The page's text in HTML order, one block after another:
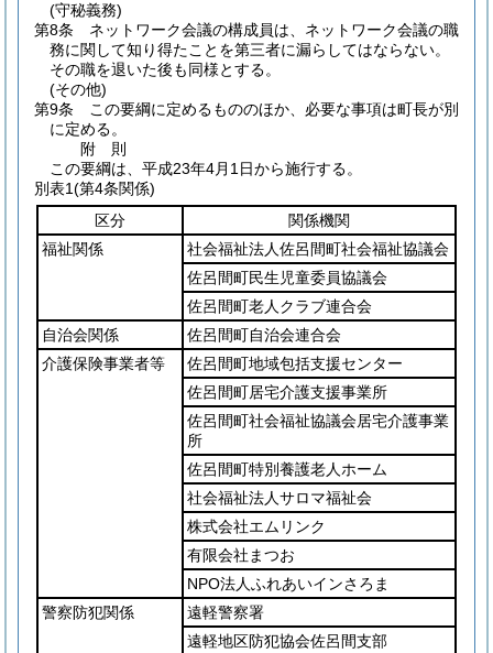
(守秘義務)
第8条
ネットワーク会議の構成員は、ネットワーク会議の職
務に関して知り得たことを第三者に漏らしてはならない。
その職を退いた後も同様とする。
(その他)
第9条
この要綱に定めるもののほか、必要な事項は町長が別
に定める。
附 則
この要綱は、平成23年4月1日から施行する。
別表1(第4条関係)
区分
関係機関
福祉関係
社会福祉法人佐呂間町社会福祉協議会
佐呂間町民生児童委員協議会
佐呂間町老人クラブ連合会
自治会関係
佐呂間町自治会連合会
介護保険事業者等
佐呂間町地域包括支援センター
佐呂間町居宅介護支援事業所
佐呂間町社会福祉協議会居宅介護事業
所
佐呂間町特別養護老人ホーム
社会福祉法人サロマ福祉会
株式会社エムリンク
有限会社まつお
NPO法人ふれあいインさろま
警察防犯関係
遠軽警察署
遠軽地区防犯協会佐呂間支部